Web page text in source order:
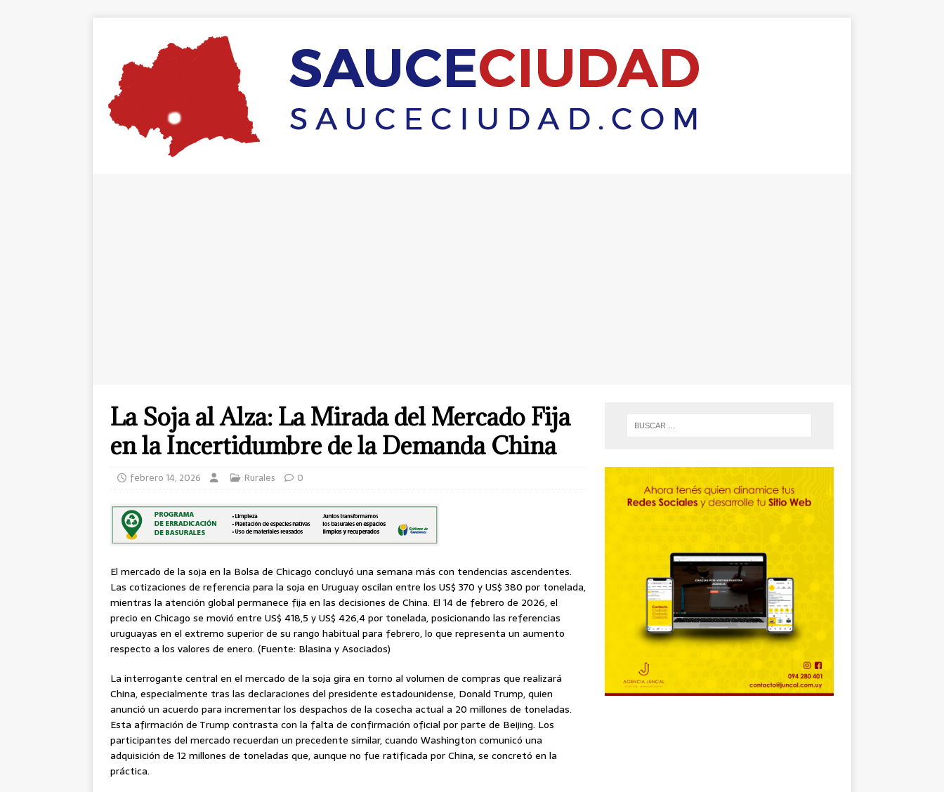
La Soja al Alza: La Mirada del Mercado Fija
en la Incertidumbre de la Demanda China
febrero 14, 2026 Rurales 0
El mercado de la soja en la Bolsa de Chicago concluyó una semana más con tendencias ascendentes.
Las cotizaciones de referencia para la soja en Uruguay oscilan entre los US$ 370 y US$ 380 por tonelada,
mientras la atención global permanece fija en las decisiones de China. El 14 de febrero de 2026, el
precio en Chicago se movió entre US$ 418,5 y US$ 426,4 por tonelada, posicionando las referencias
uruguayas en el extremo superior de su rango habitual para febrero, lo que representa un aumento
respecto a los valores de enero. (Fuente: Blasina y Asociados)
La interrogante central en el mercado de la soja gira en torno al volumen de compras que realizará
China, especialmente tras las declaraciones del presidente estadounidense, Donald Trump, quien
anunció un acuerdo para incrementar los despachos de la cosecha actual a 20 millones de toneladas.
Esta afirmación de Trump contrasta con la falta de confirmación oficial por parte de Beijing. Los
participantes del mercado recuerdan un precedente similar, cuando Washington comunicó una
adquisición de 12 millones de toneladas que, aunque no fue ratificada por China, se concretó en la
práctica.